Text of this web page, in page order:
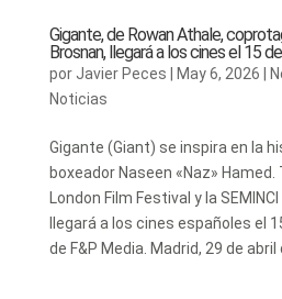
Gigante, de Rowan Athale,
Brosnan, llegará a los cines el 15
por Javier Peces May 6, 2026
Noticias
Gigante (Giant) se inspira en la
boxeador Naseen «Naz» Hamed.
London Film Festival y la
llegará a los cines españoles el
de F&P Media. Madrid, 29 de abril